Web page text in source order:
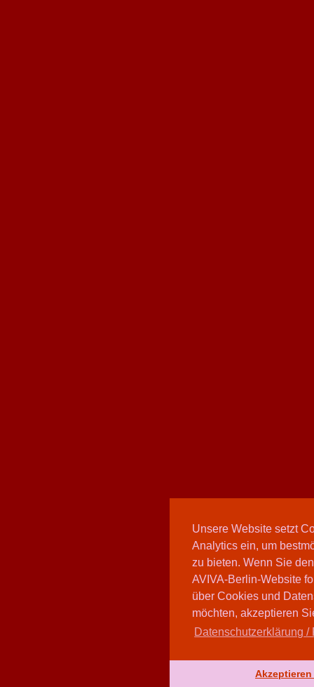
Unsere Website setzt
Analytics ein, um
zu bieten. Wenn Sie
AVIVA-Berlin-Website
über Cookies und
möchten, akzeptieren
Datenschutzerklärung /